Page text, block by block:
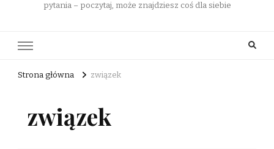
pytania – poczytaj, może znajdziesz coś dla siebie
Strona główna związek
związek